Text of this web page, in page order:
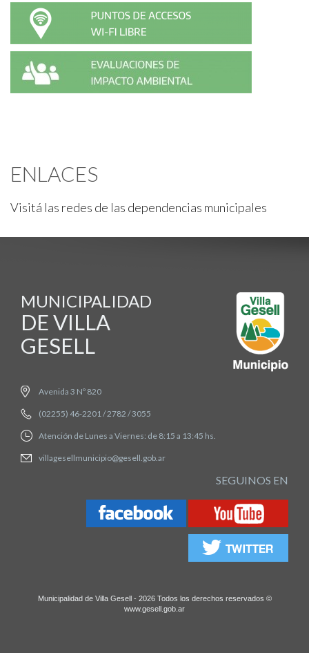
ENLACES
Visitá las redes de las dependencias municipales
MUNICIPALIDAD
DE VILLA
GESELL
Avenida 3 Nº 820
(02255) 46-2201 / 2782 / 3055
Atención de Lunes a Viernes: de 8:15 a 13:45 hs.
villagesellmunicipio@gesell.gob.ar
SEGUINOS EN
Municipalidad de Villa Gesell - 2026 Todos los derechos reservados ©
www.gesell.gob.ar